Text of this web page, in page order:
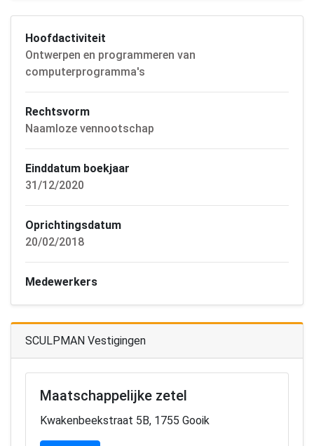
Hoofdactiviteit
Ontwerpen en programmeren van
computerprogramma's
Rechtsvorm
Naamloze vennootschap
Einddatum boekjaar
31/12/2020
Oprichtingsdatum
20/02/2018
Medewerkers
SCULPMAN Vestigingen
Maatschappelijke zetel
Kwakenbeekstraat 5B, 1755 Gooik